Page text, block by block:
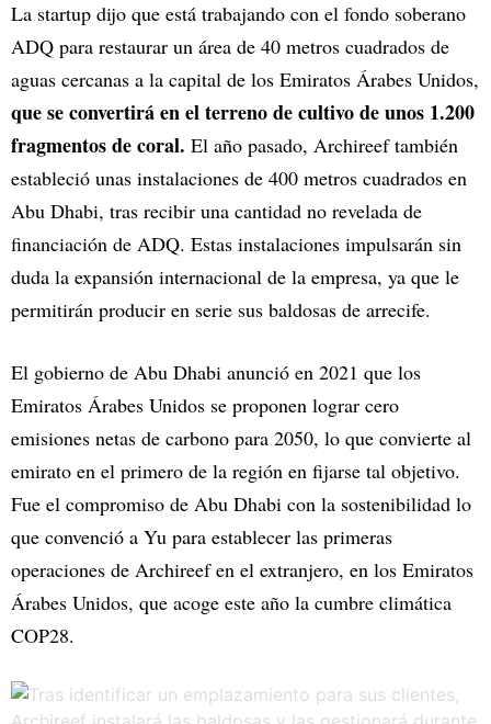
La startup dijo que está trabajando con el fondo soberano
ADQ para restaurar un área de 40 metros cuadrados de
aguas cercanas a la capital de los Emiratos Árabes Unidos,
que se convertirá en el terreno de cultivo de unos 1.200
fragmentos de coral. El año pasado, Archireef también
estableció unas instalaciones de 400 metros cuadrados en
Abu Dhabi, tras recibir una cantidad no revelada de
financiación de ADQ. Estas instalaciones impulsarán sin
duda la expansión internacional de la empresa, ya que le
permitirán producir en serie sus baldosas de arrecife.
El gobierno de Abu Dhabi anunció en 2021 que los
Emiratos Árabes Unidos se proponen lograr cero
emisiones netas de carbono para 2050, lo que convierte al
emirato en el primero de la región en fijarse tal objetivo.
Fue el compromiso de Abu Dhabi con la sostenibilidad lo
que convenció a Yu para establecer las primeras
operaciones de Archireef en el extranjero, en los Emiratos
Árabes Unidos, que acoge este año la cumbre climática
COP28.